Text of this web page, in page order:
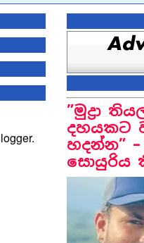
.
”මුද්‍රා
දහයකට
හදන්න”
සොයුරිය